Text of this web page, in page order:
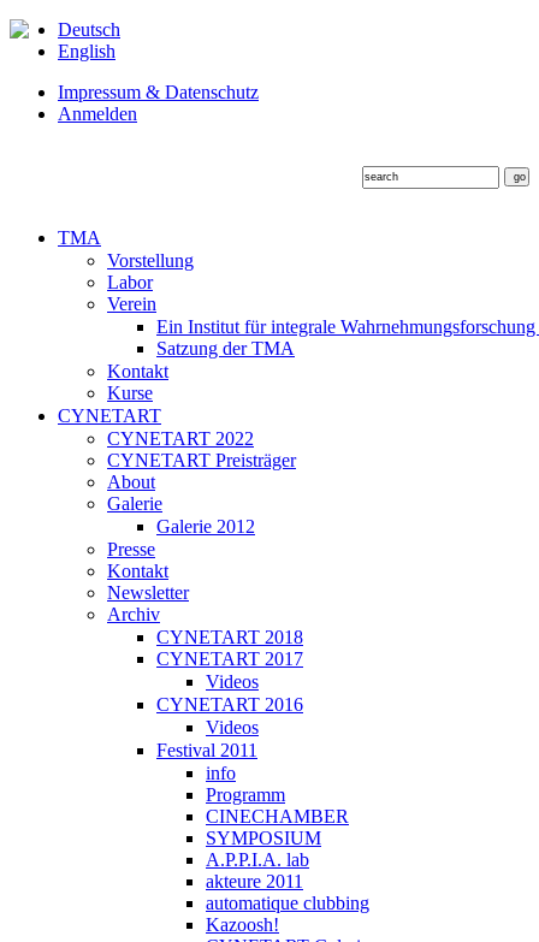
Deutsch
English
Impressum & Datenschutz
Anmelden
TMA
Vorstellung
Labor
Verein
Ein Institut für integrale
Satzung der TMA
Kontakt
Kurse
CYNETART
CYNETART 2022
CYNETART Preisträger
About
Galerie
Galerie 2012
Presse
Kontakt
Newsletter
Archiv
CYNETART 2018
CYNETART 2017
Videos
CYNETART 2016
Videos
Festival 2011
info
Programm
CINECHAMBER
SYMPOSIUM
A.P.P.I.A. lab
akteure 2011
automatique clubbing
Kazoosh!